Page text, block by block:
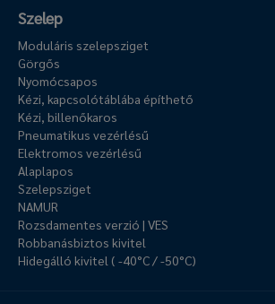
Szelep
Moduláris szelepsziget
Görgős
Nyomócsapos
Kézi, kapcsolótáblába építhető
Kézi, billenőkaros
Pneumatikus vezérlésű
Elektromos vezérlésű
Alaplapos
Szelepsziget
NAMUR
Rozsdamentes verzió | VES
Robbanásbiztos kivitel
Hidegálló kivitel ( -40°C / -50°C)